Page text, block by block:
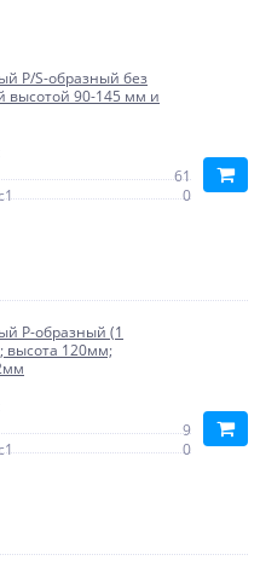
P/S-образный без
высотой 90-145 мм и
61
0
Р-образный (1
высота 120мм;
9
0